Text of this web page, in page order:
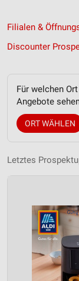
Filialen &
Discounter
Für welchen
Angebote
ORT WÄHLEN
Letztes